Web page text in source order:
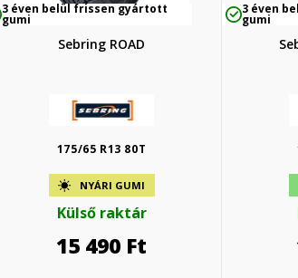
3 éven belül frissen gyártott
gumi
Sebring ROAD
175/65 R13 80T
NYÁRI GUMI
Külső raktár
15 490 Ft
3 éven
gumi